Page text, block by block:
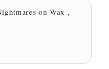
on Wax，